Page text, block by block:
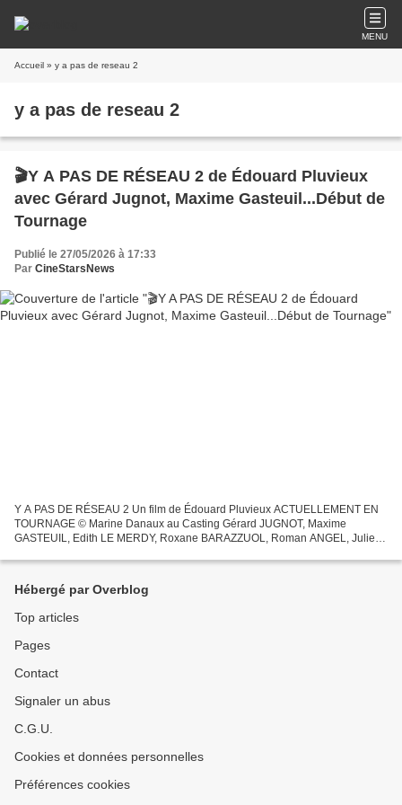
MENU
Accueil » y a pas de reseau 2
y a pas de reseau 2
🎬Y A PAS DE RÉSEAU 2 de Édouard Pluvieux
avec Gérard Jugnot, Maxime Gasteuil...Début de
Tournage
Publié le 27/05/2026 à 17:33
Par CineStarsNews
Y A PAS DE RÉSEAU 2 Un film de Édouard Pluvieux ACTUELLEMENT EN
TOURNAGE © Marine Danaux au Casting Gérard JUGNOT, Maxime
GASTEUIL, Edith LE MERDY, Roxane BARAZZUOL, Roman ANGEL, Julien
PESTEL,...
Hébergé par Overblog
Top articles
Pages
Contact
Signaler un abus
C.G.U.
Cookies et données personnelles
Préférences cookies